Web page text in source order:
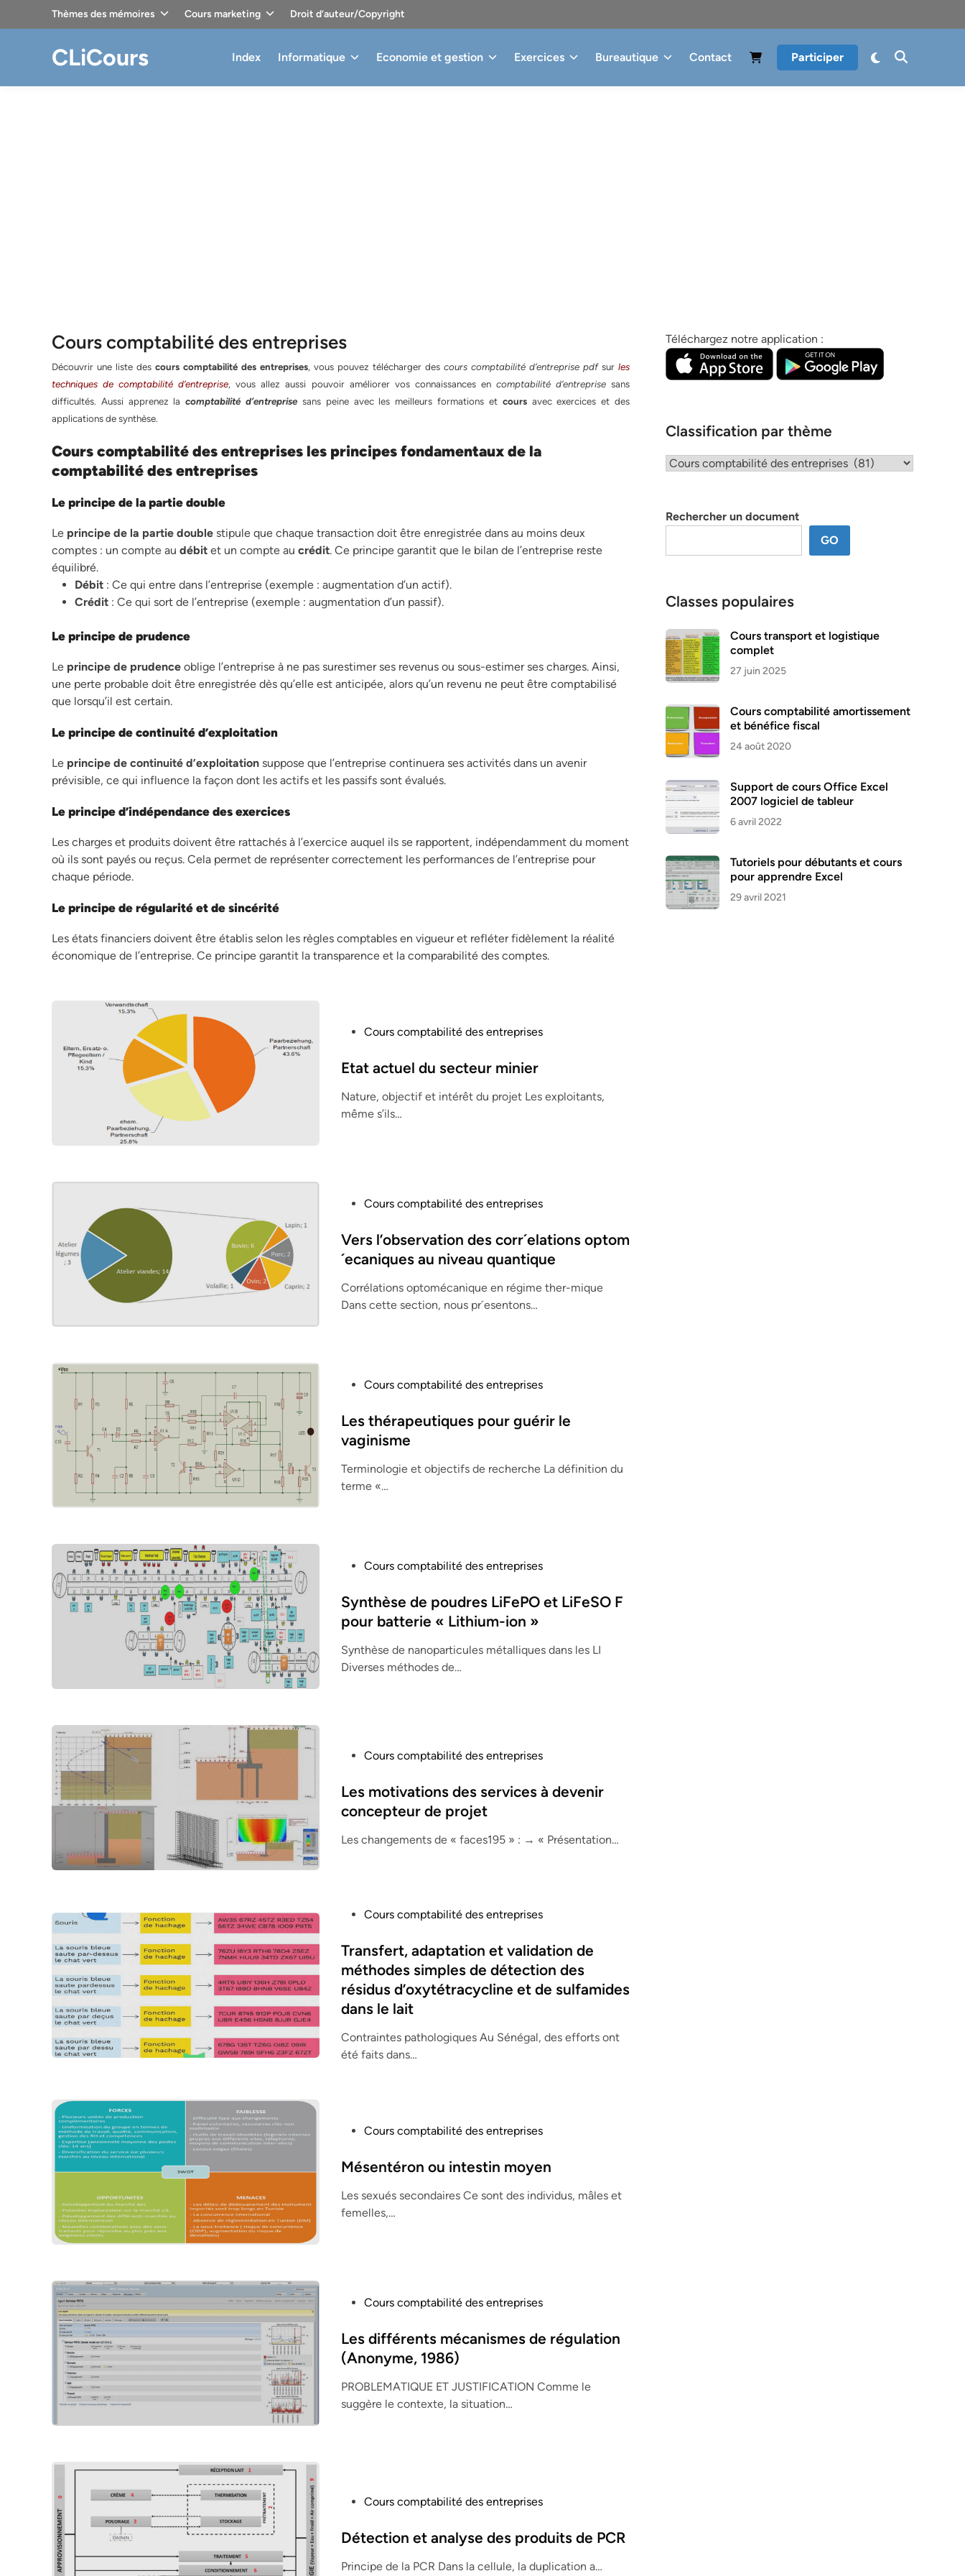
Thèmes des mémoires Cours marketing Droit d’auteur/Copyright
CLiCours Index Informatique Economie et gestion Exercices Bureautique Contact Participer
Cours comptabilité des entreprises
Découvrir une liste des cours comptabilité des entreprises, vous pouvez télécharger des cours comptabilité d’entreprise pdf sur les
techniques decomptabilité d’entreprise, vous allez aussi pouvoir améliorer vos connaissances en comptabilité d’entreprise sans
difficultés. Aussi apprenez lacomptabilité d’entreprise sans peine avec les meilleurs formations et cours avec exercices et des
applications de synthèse.
Cours comptabilité des entreprises les principes fondamentaux de la
comptabilité des entreprises
Le principe de la partie double
Le principe de la partie double stipule que chaque transaction doit être enregistrée dans au moins deux
comptes : un compte au débit et un compte au crédit. Ce principe garantit que le bilan de l’entreprise reste
équilibré.
Débit : Ce qui entre dans l’entreprise (exemple : augmentation d’un actif).
Crédit : Ce qui sort de l’entreprise (exemple : augmentation d’un passif).
Le principe de prudence
Le principe de prudence oblige l’entreprise à ne pas surestimer ses revenus ou sous-estimer ses charges. Ainsi,
une perte probable doit être enregistrée dès qu’elle est anticipée, alors qu’un revenu ne peut être comptabilisé
que lorsqu’il est certain.
Le principe de continuité d’exploitation
Le principe de continuité d’exploitation suppose que l’entreprise continuera ses activités dans un avenir
prévisible, ce qui influence la façon dont les actifs et les passifs sont évalués.
Le principe d’indépendance des exercices
Les charges et produits doivent être rattachés à l’exercice auquel ils se rapportent, indépendamment du moment
où ils sont payés ou reçus. Cela permet de représenter correctement les performances de l’entreprise pour
chaque période.
Le principe de régularité et de sincérité
Les états financiers doivent être établis selon les règles comptables en vigueur et refléter fidèlement la réalité
économique de l’entreprise. Ce principe garantit la transparence et la comparabilité des comptes.
s
e
d
Cours comptabilité des entreprises
Etat actuel du secteur minier
Nature, objectif et intérêt du projet Les exploitants,
même s’ils…
s
t
d
i
Cours comptabilité des entreprises
Vers l’observation des corr´elations optom
´ecaniques au niveau quantique
Corrélations optomécanique en régime ther-mique
Dans cette section, nous pr´esentons…
s
t
d
i
Cours comptabilité des entreprises
Les thérapeutiques pour guérir le
vaginisme
Terminologie et objectifs de recherche La définition du
terme «…
s
t
e
d
i
Cours comptabilité des entreprises
Synthèse de poudres LiFePO et LiFeSO F
pour batterie « Lithium-ion »
Synthèse de nanoparticules métalliques dans les LI
Diverses méthodes de…
s
t
d
Cours comptabilité des entreprises
Les motivations des services à devenir
concepteur de projet
Les changements de « faces195 » : → « Présentation…
s
t
i
n
Cours comptabilité des entreprises
Transfert, adaptation et validation de
méthodes simples de détection des
résidus d’oxytétracycline et de sulfamides
dans le lait
Contraintes pathologiques Au Sénégal, des efforts ont
été faits dans…
s
e
d
Cours comptabilité des entreprises
Mésentéron ou intestin moyen
Les sexués secondaires Ce sont des individus, mâles et
femelles,…
s
t
d
i
Cours comptabilité des entreprises
Les différents mécanismes de régulation
(Anonyme, 1986)
PROBLEMATIQUE ET JUSTIFICATION Comme le
suggère le contexte, la situation…
s
e
Cours comptabilité des entreprises
Détection et analyse des produits de PCR
Principe de la PCR Dans la cellule, la duplication a…
Téléchargez notre application :
Classification par thème
Classification
Rechercher un document
GO
Classes populaires
Cours transport et logistique
complet
27 juin 2025
Cours comptabilité amortissement
et bénéfice fiscal
24 août 2020
Support de cours Office Excel
2007 logiciel de tableur
6 avril 2022
Tutoriels pour débutants et cours
pour apprendre Excel
29 avril 2021